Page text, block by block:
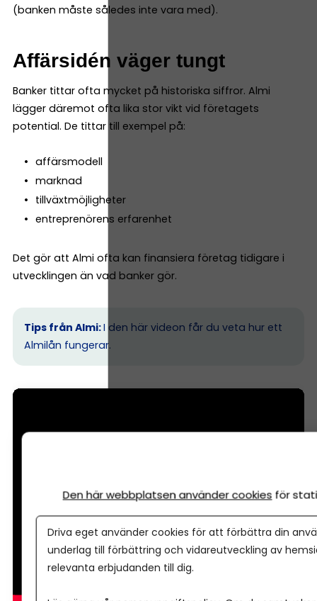
(banken måste således inte vara med).
Affärsidén väger tungt
Banker tittar ofta mycket på historiska siffror. Almi
lägger däremot ofta lika stor vikt vid företagets
potential. De tittar till exempel på:
affärsmodell
marknad
tillväxtmöjligheter
entreprenörens erfarenhet
Det gör att Almi ofta kan finansiera företag tidigare i
utvecklingen än vad banker gör.
Tips från Almi:I den här videon får du veta hur ett
Almilån fungerar.
Den här webbplatsen använder cookies för
Driva eget använder cookies för att förbättra din
underlag till förbättring och vidareutveckling av
relevanta erbjudanden till dig.